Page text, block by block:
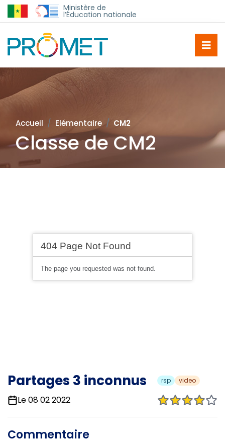
Ministère de
l’Éducation nationale
Accueil Elémentaire CM2
Classe de CM2
Partages 3 inconnus rsp video
Le 08 02 2022
Commentaire